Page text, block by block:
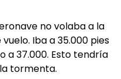
no volaba a la
Iba a 35.000 pies
a 37.000. Esto tendría
tormenta.